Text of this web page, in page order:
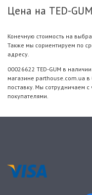
Цена на TED-
Конечную стоимость на
Также мы сориентируем по
адресу.
00026622 TED-GUM в
магазине parthouse.com.ua
поставку. Мы сотрудничаем
покупателями.